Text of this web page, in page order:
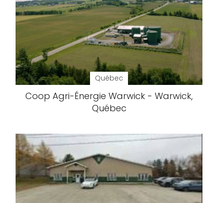
Québec
Coop Agri-Énergie Warwick - Warwick,
Québec